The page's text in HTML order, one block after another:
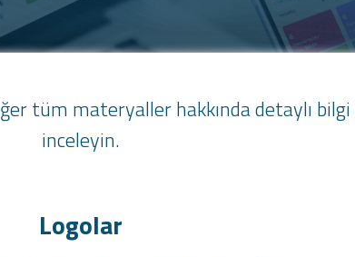
tüm materyaller hakkında detaylı
inceleyin.
Logolar